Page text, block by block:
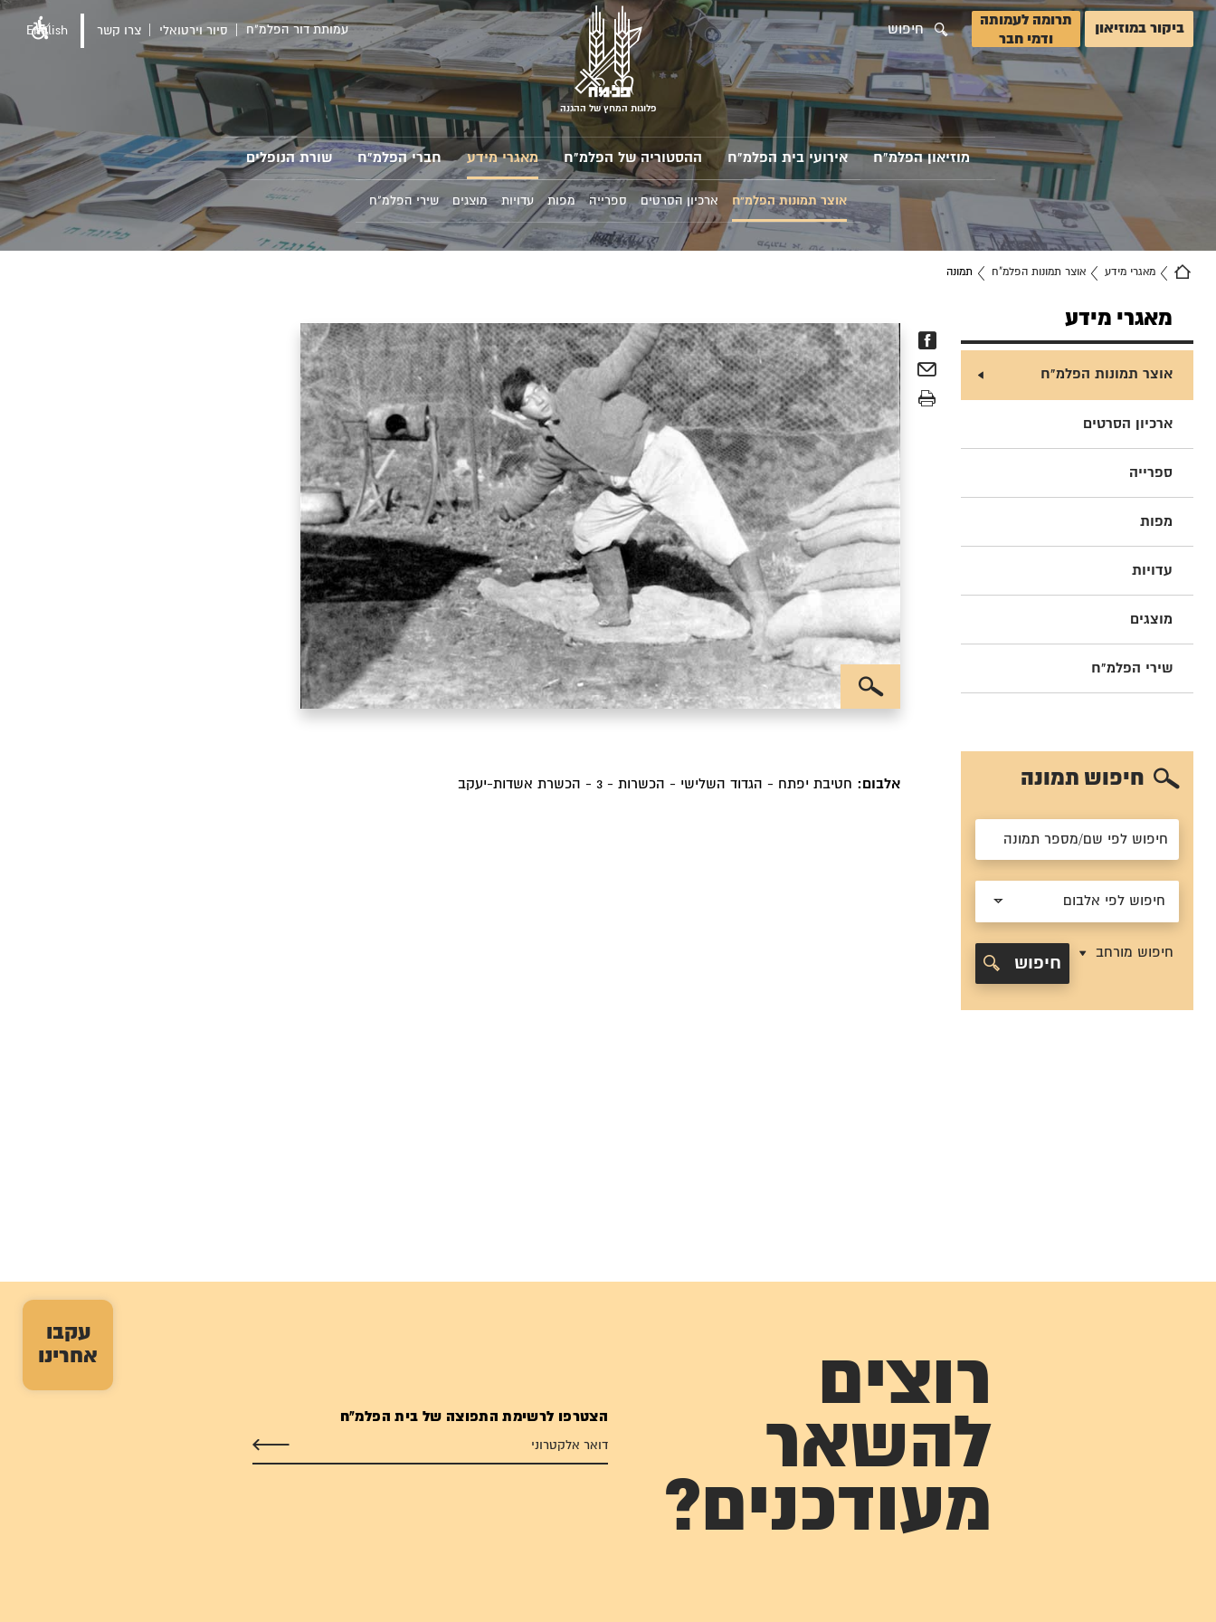
עקבו
אחרינו
ביקור במוזיאון
תרומה לעמותה
ודמי חבר
חיפוש
פלוגות המחץ של ההגנה
עמותת דור הפלמ"ח סיור וירטואלי צרו קשר English
מוזיאון הפלמ"ח אירועי בית הפלמ"ח ההסטוריה של הפלמ"ח מאגרי מידע חברי הפלמ"ח שורת הנופלים
אוצר תמונות הפלמ"ח ארכיון הסרטים ספרייה מפות עדויות מוצגים שירי הפלמ"ח
מאגרי מידע אוצר תמונות הפלמ"ח תמונה
מאגרי מידע
אוצר תמונות הפלמ"ח
ארכיון הסרטים
ספרייה
מפות
עדויות
מוצגים
שירי הפלמ"ח
חיפוש תמונה
חיפוש לפי אלבום
חיפוש מורחב
חיפוש
אלבום: חטיבת יפתח - הגדוד השלישי - הכשרות - 3 - הכשרת אשדות-יעקב
רוצים
להשאר
מעודכנים?
הצטרפו לרשימת התפוצה של בית הפלמ"ח